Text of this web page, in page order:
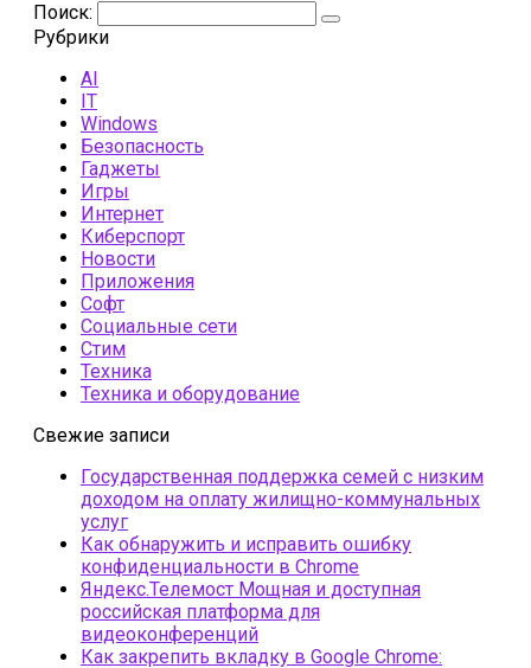
Поиск:
Рубрики
AI
IT
Windows
Безопасность
Гаджеты
Игры
Интернет
Киберспорт
Новости
Приложения
Софт
Социальные сети
Стим
Техника
Техника и оборудование
Свежие записи
Государственная поддержка семей с низким
доходом на оплату жилищно-коммунальных
услуг
Как обнаружить и исправить ошибку
конфиденциальности в Chrome
Яндекс.Телемост Мощная и доступная
российская платформа для
видеоконференций
Как закрепить вкладку в Google Chrome: